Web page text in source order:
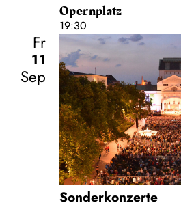
Opernplatz
19:30
Fr
11
Sep
Sonderkonzerte